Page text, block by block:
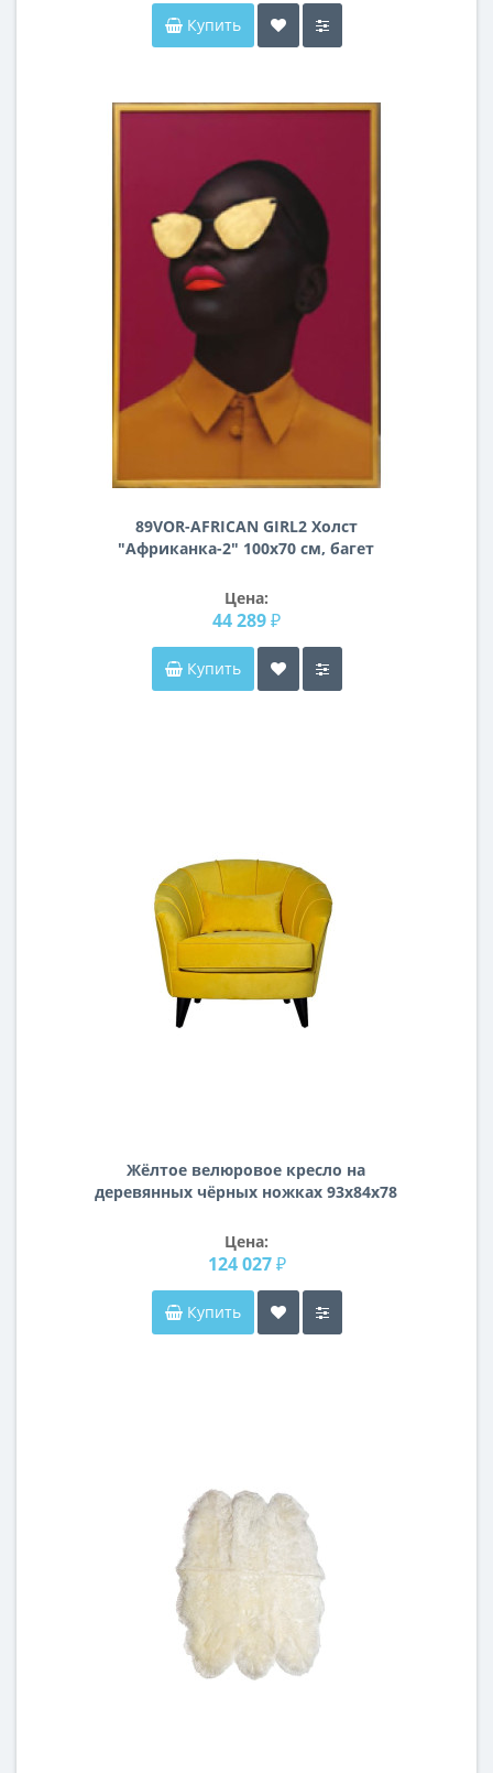
Купить
89VOR-AFRICAN GIRL2 Холст
"Африканка-2" 100х70 см, багет
Цена:
44 289 ₽
Купить
Жёлтое велюровое кресло на
деревянных чёрных ножках 93х84х78
Цена:
124 027 ₽
Купить